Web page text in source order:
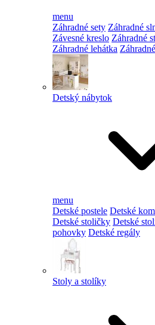
menu
Záhradné sety Záhradné
Závesné kreslo Záhradné
Záhradné lehátka
Detský nábytok
menu
Detské postele Detské
Detské stoličky Detské
pohovky Detské regály
Stoly a stolíky